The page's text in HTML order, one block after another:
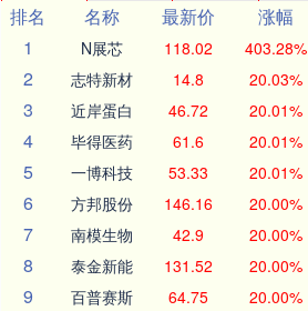
排名
名称 最新价 涨幅
1
N展芯 118.02 403.28%
2 志特新材 14.8 20.03%
3 近岸蛋白 46.72 20.01%
4 毕得医药 61.6 20.01%
5 一博科技 53.33 20.01%
6 方邦股份 146.16 20.00%
7 南模生物 42.9 20.00%
8 泰金新能 131.52 20.00%
9 百普赛斯 64.75 20.00%